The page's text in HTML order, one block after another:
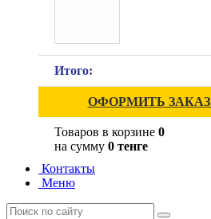
Итого:
ОФОРМИТЬ ЗАКАЗ
Товаров в корзине 0
на сумму 0 тенге
Контакты
Меню